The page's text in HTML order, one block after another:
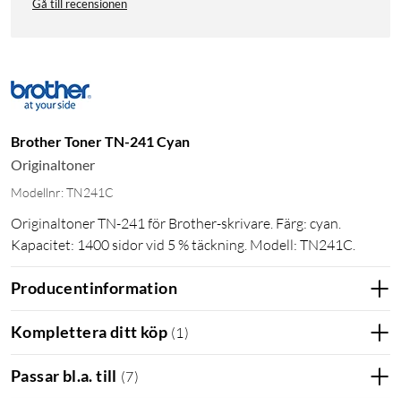
Gå till recensionen
Brother Toner TN-241 Cyan
Originaltoner
Modellnr: TN241C
Originaltoner TN-241 för Brother-skrivare. Färg: cyan.
Kapacitet: 1400 sidor vid 5 % täckning. Modell: TN241C.
Producentinformation
Komplettera ditt köp (1)
Passar bl.a. till (7)